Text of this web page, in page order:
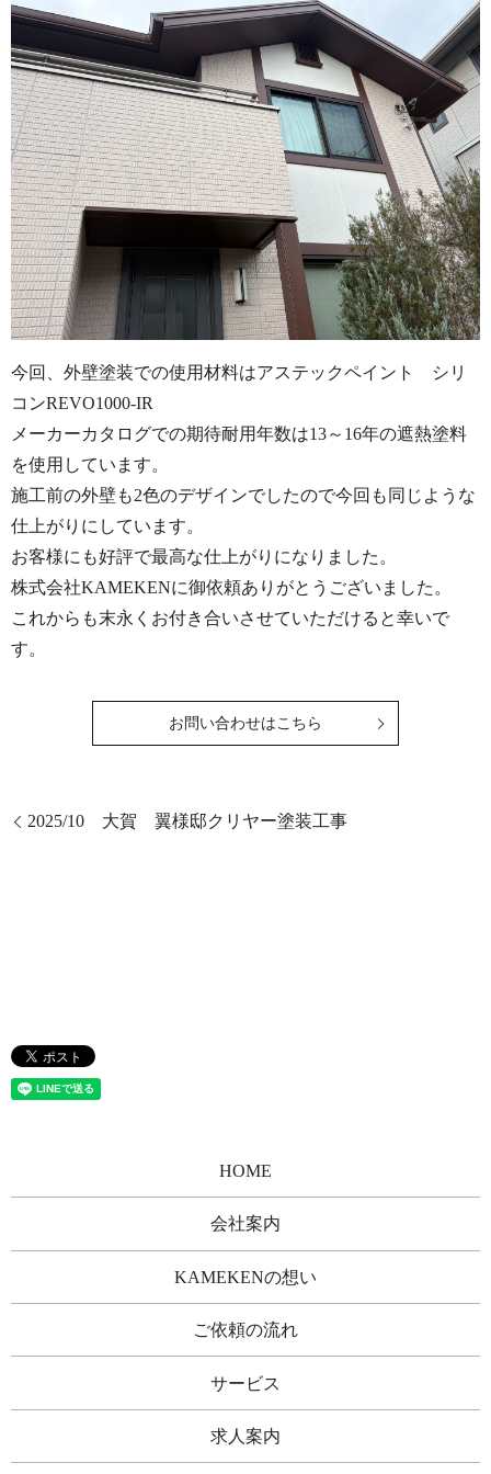
今回、外壁塗装での使用材料はアステックペイント シリ
コンREVO1000-IR
メーカーカタログでの期待耐用年数は13～16年の遮熱塗料
を使用しています。
施工前の外壁も2色のデザインでしたので今回も同じような
仕上がりにしています。
お客様にも好評で最高な仕上がりになりました。
株式会社KAMEKENに御依頼ありがとうございました。
これからも末永くお付き合いさせていただけると幸いで
す。
お問い合わせはこちら
2025/10 大賀 翼様邸クリヤー塗装工事
HOME
会社案内
KAMEKENの想い
ご依頼の流れ
サービス
求人案内